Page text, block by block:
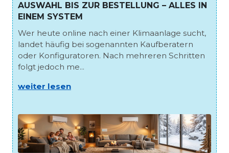
AUSWAHL BIS ZUR BESTELLUNG – ALLES IN
EINEM SYSTEM
Wer heute online nach einer Klimaanlage sucht,
landet häufig bei sogenannten Kaufberatern
oder Konfiguratoren. Nach mehreren Schritten
folgt jedoch me...
weiter lesen